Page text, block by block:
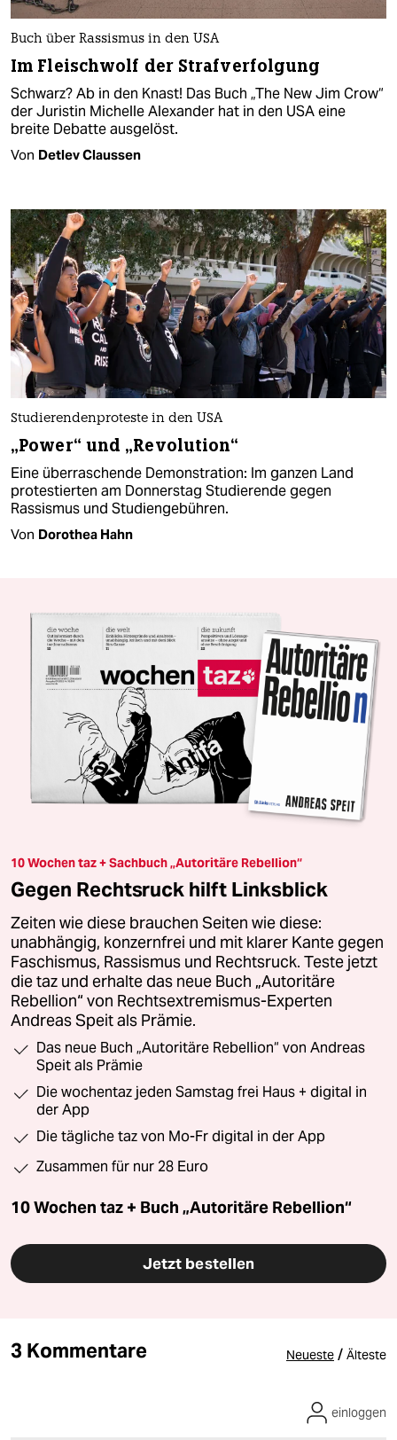
Buch über Rassismus in den USA
Im Fleischwolf der Strafverfolgung
Schwarz? Ab in den Knast! Das Buch „The New Jim Crow“
der Juristin Michelle Alexander hat in den USA eine
breite Debatte ausgelöst.
Von Detlev Claussen
Studierendenproteste in den USA
„Power“ und „Revolution“
Eine überraschende Demonstration: Im ganzen Land
protestierten am Donnerstag Studierende gegen
Rassismus und Studiengebühren.
Von Dorothea Hahn
10 Wochen taz + Sachbuch „Autoritäre Rebellion“
Gegen Rechtsruck hilft Linksblick
Zeiten wie diese brauchen Seiten wie diese:
unabhängig, konzernfrei und mit klarer Kante gegen
Faschismus, Rassismus und Rechtsruck. Teste jetzt
die taz und erhalte das neue Buch „Autoritäre
Rebellion“ von Rechtsextremismus-Experten
Andreas Speit als Prämie.
Das neue Buch „Autoritäre Rebellion“ von Andreas
Speit als Prämie
Die wochentaz jeden Samstag frei Haus + digital in
der App
Die tägliche taz von Mo-Fr digital in der App
Zusammen für nur 28 Euro
10 Wochen taz + Buch „Autoritäre Rebellion“
Jetzt bestellen
3 Kommentare Neueste / Älteste
einloggen